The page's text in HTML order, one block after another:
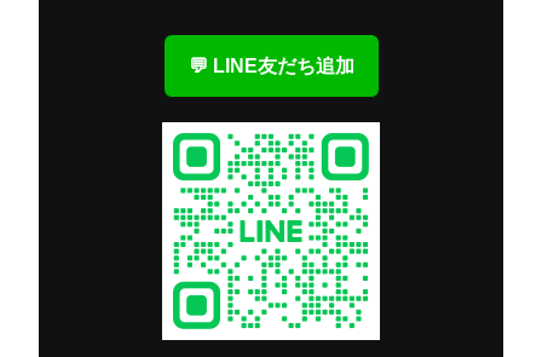
💬 LINE友だち追加